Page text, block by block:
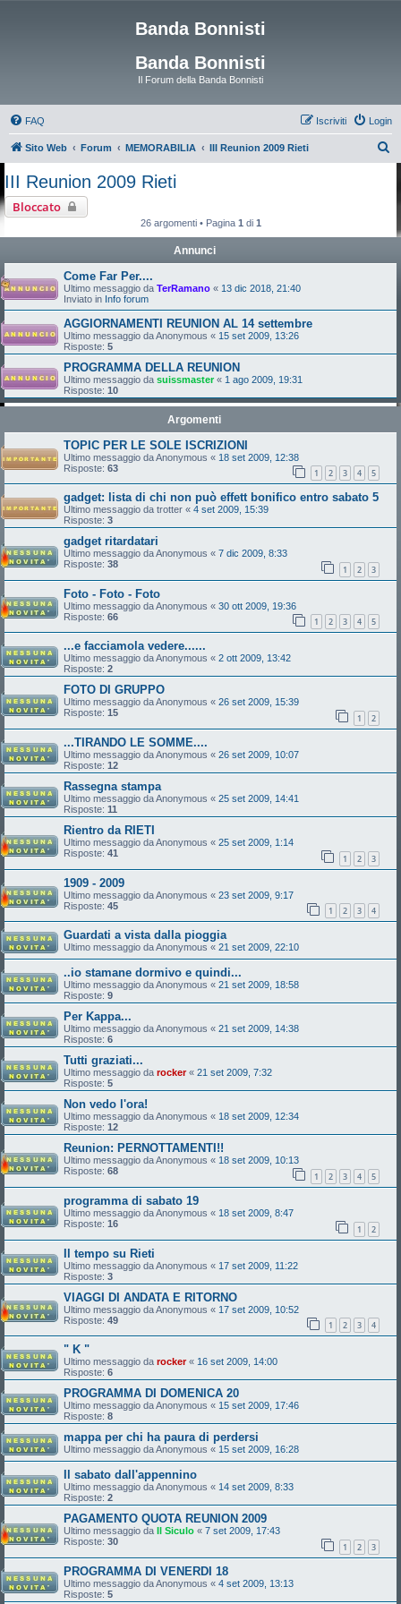
Banda Bonnisti
Banda Bonnisti
Il Forum della Banda Bonnisti
FAQ Login
Iscriviti
Sito Web Forum MEMORABILIA III Reunion 2009 Rieti
III Reunion 2009 Rieti
Bloccato
26 argomenti • Pagina 1 di 1
Annunci
Come Far Per....
Ultimo messaggio da TerRamano « 13 dic 2018, 21:40
Inviato in Info forum
AGGIORNAMENTI REUNION AL 14 settembre
Ultimo messaggio daAnonymous « 15 set 2009, 13:26
Risposte: 5
PROGRAMMA DELLA REUNION
Ultimo messaggio da suissmaster« 1 ago 2009, 19:31
Risposte: 10
Argomenti
TOPIC PER LE SOLE ISCRIZIONI
Ultimo messaggio daAnonymous « 18 set 2009, 12:38
Risposte: 63 1 2 3 4 5
gadget: lista di chi non può effett bonifico entro sabato 5
Ultimo messaggio da trotter « 4 set 2009, 15:39
Risposte: 3
gadget ritardatari
Ultimo messaggio daAnonymous « 7 dic 2009, 8:33
Risposte: 38 1 2 3
Foto - Foto - Foto
Ultimo messaggio daAnonymous « 30 ott 2009, 19:36
Risposte: 66 1 2 3 4 5
...e facciamola vedere......
Ultimo messaggio daAnonymous « 2 ott 2009, 13:42
Risposte: 2
FOTO DI GRUPPO
Ultimo messaggio daAnonymous « 26 set 2009, 15:39
Risposte: 15 1 2
...TIRANDO LE SOMME....
Ultimo messaggio daAnonymous « 26 set 2009, 10:07
Risposte: 12
Rassegna stampa
Ultimo messaggio daAnonymous « 25 set 2009, 14:41
Risposte: 11
Rientro da RIETI
Ultimo messaggio daAnonymous « 25 set 2009, 1:14
Risposte: 41 1 2 3
1909 - 2009
Ultimo messaggio daAnonymous « 23 set 2009, 9:17
Risposte: 45 1 2 3 4
Guardati a vista dalla pioggia
Ultimo messaggio daAnonymous « 21 set 2009, 22:10
..io stamane dormivo e quindi...
Ultimo messaggio daAnonymous « 21 set 2009, 18:58
Risposte: 9
Per Kappa...
Ultimo messaggio daAnonymous « 21 set 2009, 14:38
Risposte: 6
Tutti graziati...
Ultimo messaggio da rocker« 21 set 2009, 7:32
Risposte: 5
Non vedo l'ora!
Ultimo messaggio daAnonymous « 18 set 2009, 12:34
Risposte: 12
Reunion: PERNOTTAMENTI!!
Ultimo messaggio daAnonymous « 18 set 2009, 10:13
Risposte: 68 1 2 3 4 5
programma di sabato 19
Ultimo messaggio daAnonymous « 18 set 2009, 8:47
Risposte: 16 1 2
Il tempo su Rieti
Ultimo messaggio daAnonymous « 17 set 2009, 11:22
Risposte: 3
VIAGGI DI ANDATA E RITORNO
Ultimo messaggio daAnonymous « 17 set 2009, 10:52
Risposte: 49 1 2 3 4
" K "
Ultimo messaggio da rocker« 16 set 2009, 14:00
Risposte: 6
PROGRAMMA DI DOMENICA 20
Ultimo messaggio daAnonymous « 15 set 2009, 17:46
Risposte: 8
mappa per chi ha paura di perdersi
Ultimo messaggio daAnonymous « 15 set 2009, 16:28
Il sabato dall'appennino
Ultimo messaggio daAnonymous « 14 set 2009, 8:33
Risposte: 2
PAGAMENTO QUOTA REUNION 2009
Ultimo messaggio da Il Siculo « 7 set 2009, 17:43
Risposte: 30 1 2 3
PROGRAMMA DI VENERDI 18
Ultimo messaggio daAnonymous « 4 set 2009, 13:13
Risposte: 5